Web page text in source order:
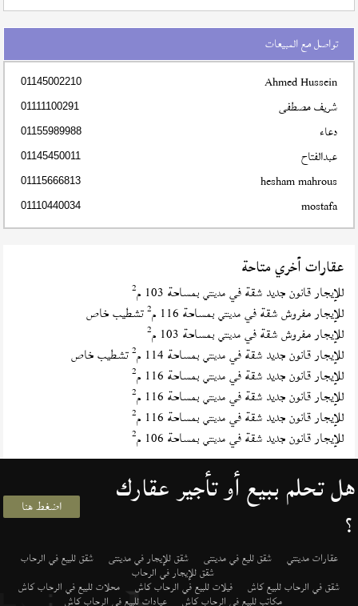
تواصل مع المبيعات
Ahmed Hussein
01145002210
شريف مصطفى 01111100291
دعاء 01155989988
عبدالفتاح 01145450011
hesham mahrous
01115666813
mostafa
01110440034
عقارات أخري متاحة
للإيجار قانون جديد شقة فيمدينتي بمساحة 103 م 2
للإيجار مفروش شقة فيمدينتي بمساحة 116 م 2تشطيب خاص
للإيجار مفروش شقة فيمدينتي بمساحة 103 م 2
للإيجار قانون جديد شقة فيمدينتي بمساحة 114 م 2تشطيب خاص
للإيجار قانون جديد شقة فيمدينتي بمساحة 116 م 2
للإيجار قانون جديد شقة فيمدينتي بمساحة 116 م 2
للإيجار قانون جديد شقة فيمدينتي بمساحة 116 م 2
للإيجار قانون جديد شقة فيمدينتي بمساحة 106 م 2
هل تحلم ببيع أو تأجير عقارك
؟ اضغط هنا
عقارات مدينتي شقق لليع في مدينتى شقق للإيجار في مدينتى شقق للبيع في الرحاب
شقق للإيجار في الرحاب
شقق في الرحاب للبيع كاش فيلات للبيع في الرحاب كاش محلات للبيع في الرحاب كاش
مكاتب للبيع في الرحاب كاش عيادات للبيع في الرحاب كاش